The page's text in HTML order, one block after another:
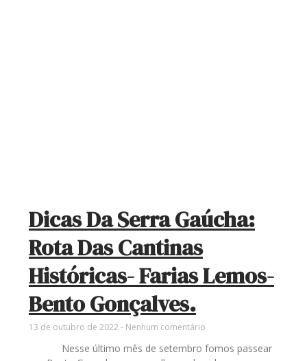
Dicas Da Serra Gaúcha:
Rota Das Cantinas
Históricas- Farias Lemos-
Bento Gonçalves.
13 de outubro de 2022 Nenhum comentário
Nesse último mês de setembro fomos passear